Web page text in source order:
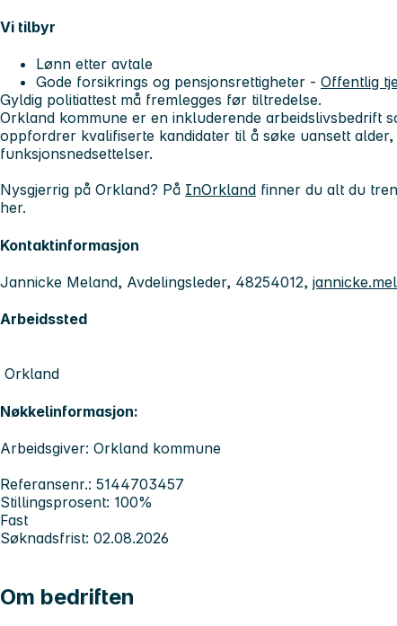
Vi tilbyr
Lønn etter avtale
Gode forsikrings og pensjonsrettigheter - Offentlig
Gyldig politiattest må fremlegges før tiltredelse.
Orkland kommune er en inkluderende arbeidslivsbedrift
oppfordrer kvalifiserte kandidater til å søke uansett
funksjonsnedsettelser.
Nysgjerrig på Orkland? På InOrkland finner du alt du
her.
Kontaktinformasjon
Jannicke Meland, Avdelingsleder, 48254012,
Arbeidssted
Orkland
Nøkkelinformasjon:
Arbeidsgiver: Orkland kommune
Referansenr.: 5144703457
Stillingsprosent: 100%
Fast
Søknadsfrist: 02.08.2026
Om bedriften